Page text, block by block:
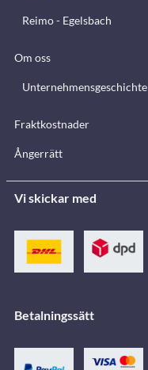
Reimo - Egelsbach
Om oss
Unternehmensgeschichte
Fraktkostnader
Ångerrätt
Vi skickar med
Betalningssätt